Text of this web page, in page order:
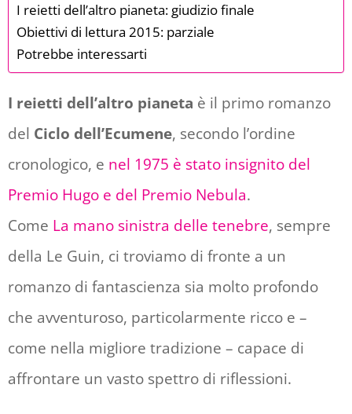
I reietti dell’altro pianeta: giudizio finale
Obiettivi di lettura 2015: parziale
Potrebbe interessarti
I reietti dell’altro pianeta è il primo romanzo
del Ciclo dell’Ecumene, secondo l’ordine
cronologico, e nel 1975 è stato insignito del
Premio Hugo e del Premio Nebula.
Come La mano sinistra delle tenebre, sempre
della Le Guin, ci troviamo di fronte a un
romanzo di fantascienza sia molto profondo
che avventuroso, particolarmente ricco e –
come nella migliore tradizione – capace di
affrontare un vasto spettro di riflessioni.